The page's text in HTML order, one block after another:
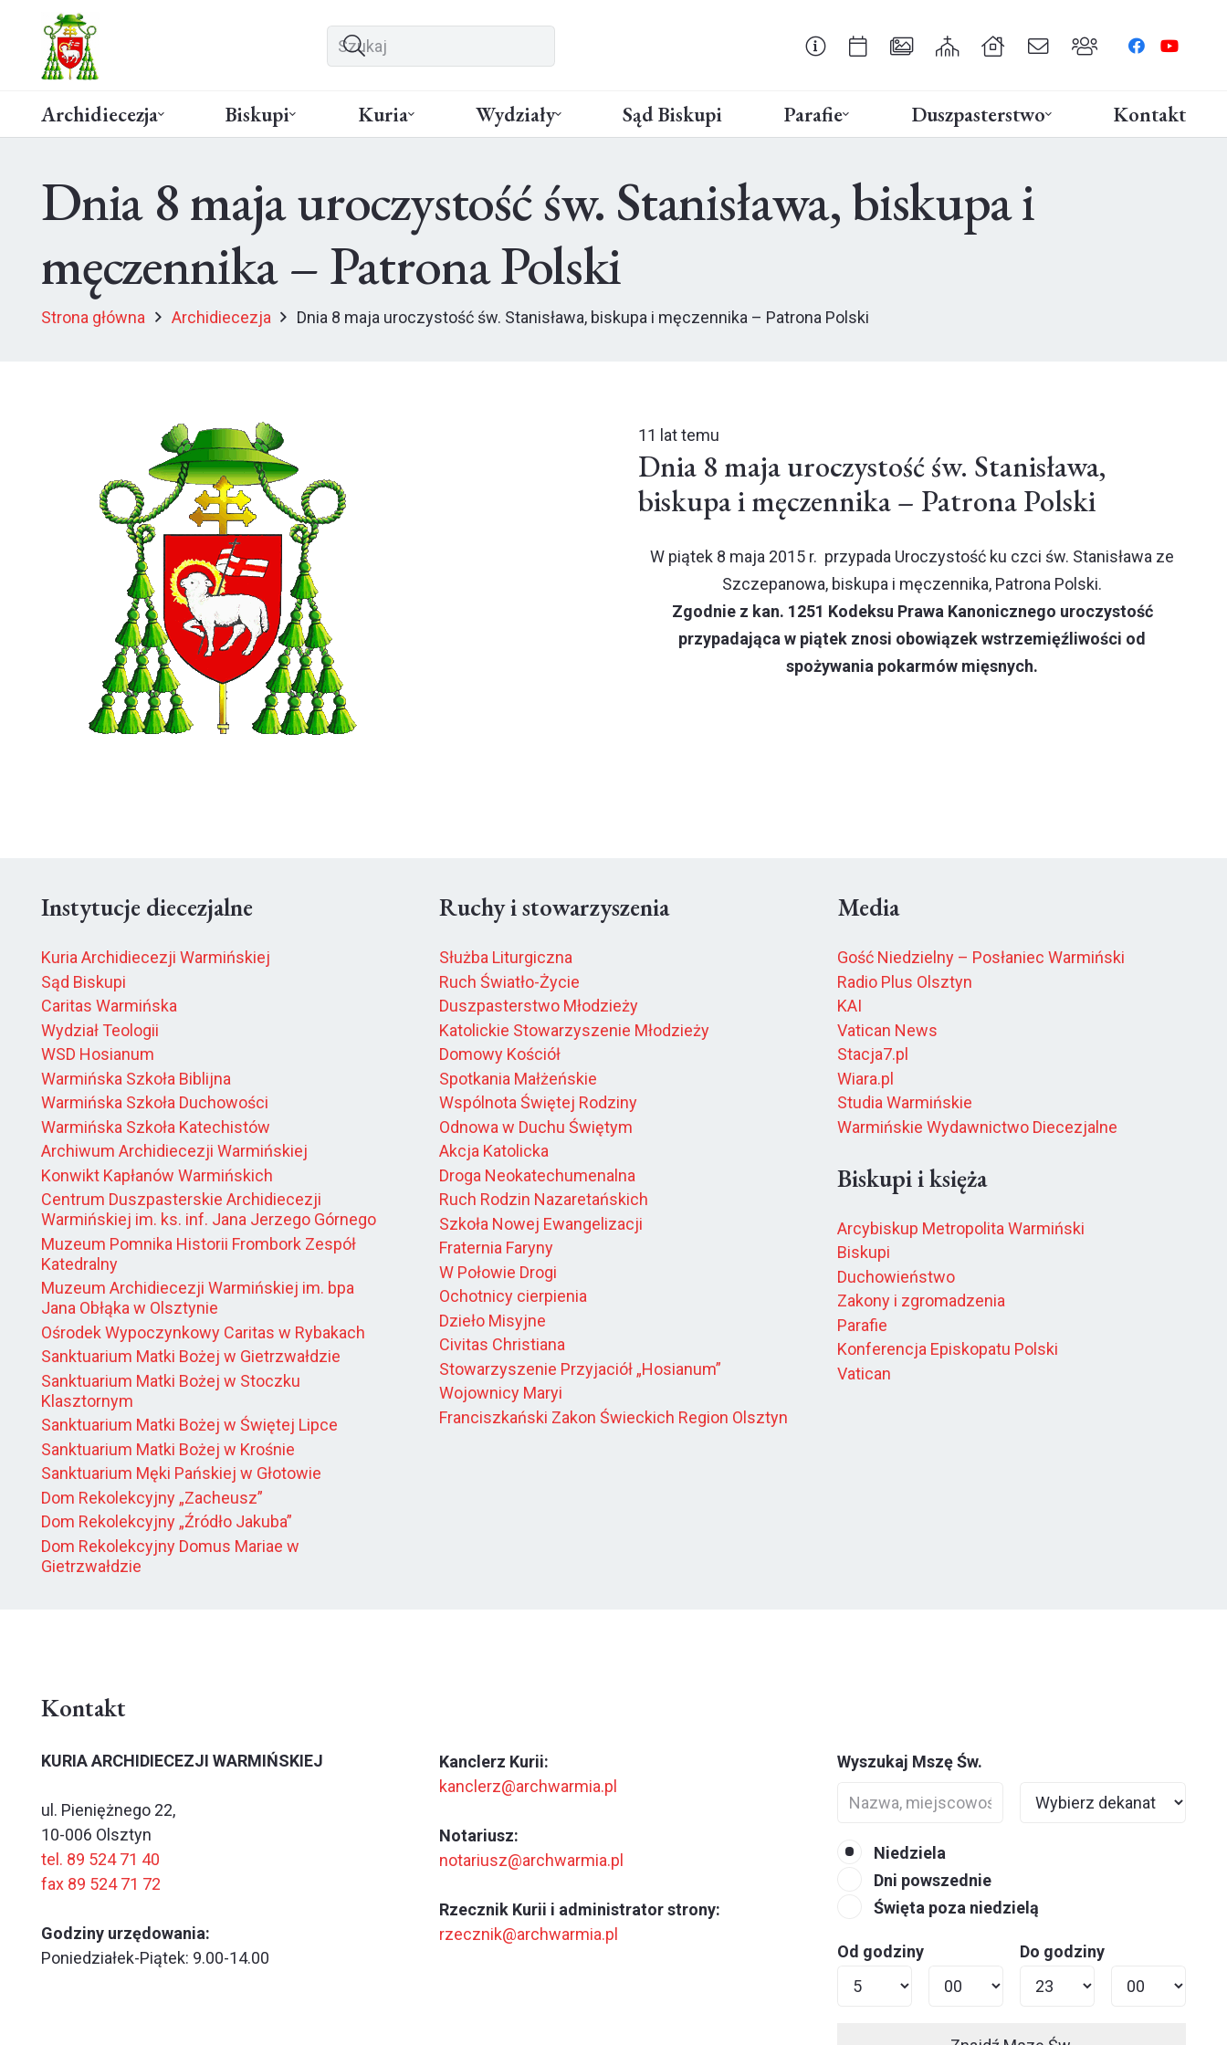
Archidiecezja Biskupi Kuria Wydziały Sąd Biskupi Parafie Duszpasterstwo Kontakt
Dnia 8 maja uroczystość św. Stanisława, biskupa i
męczennika – Patrona Polski
Strona główna Archidiecezja Dnia 8 maja uroczystość św. Stanisława, biskupa i męczennika – Patrona Polski
11 lat temu
Dnia 8 maja uroczystość św. Stanisława,
biskupa i męczennika – Patrona Polski
W piątek 8 maja 2015 r. przypada Uroczystość ku czci św. Stanisława ze
Szczepanowa, biskupa i męczennika, Patrona Polski.
Zgodnie z kan. 1251 Kodeksu Prawa Kanonicznego uroczystość
przypadająca w piątek znosi obowiązek wstrzemięźliwości od
spożywania pokarmów mięsnych.
Instytucje diecezjalne
Kuria Archidiecezji Warmińskiej
Sąd Biskupi
Caritas Warmińska
Wydział Teologii
WSD Hosianum
Warmińska Szkoła Biblijna
Warmińska Szkoła Duchowości
Warmińska Szkoła Katechistów
Archiwum Archidiecezji Warmińskiej
Konwikt Kapłanów Warmińskich
Centrum Duszpasterskie Archidiecezji
Warmińskiej im. ks. inf. Jana Jerzego Górnego
Muzeum Pomnika Historii Frombork Zespół
Katedralny
Muzeum Archidiecezji Warmińskiej im. bpa
Jana Obłąka w Olsztynie
Ośrodek Wypoczynkowy Caritas w Rybakach
Sanktuarium Matki Bożej w Gietrzwałdzie
Sanktuarium Matki Bożej w Stoczku
Klasztornym
Sanktuarium Matki Bożej w Świętej Lipce
Sanktuarium Matki Bożej w Krośnie
Sanktuarium Męki Pańskiej w Głotowie
Dom Rekolekcyjny „Zacheusz”
Dom Rekolekcyjny „Źródło Jakuba”
Dom Rekolekcyjny Domus Mariae w
Gietrzwałdzie
Ruchy i stowarzyszenia
Służba Liturgiczna
Ruch Światło-Życie
Duszpasterstwo Młodzieży
Katolickie Stowarzyszenie Młodzieży
Domowy Kościół
Spotkania Małżeńskie
Wspólnota Świętej Rodziny
Odnowa w Duchu Świętym
Akcja Katolicka
Droga Neokatechumenalna
Ruch Rodzin Nazaretańskich
Szkoła Nowej Ewangelizacji
Fraternia Faryny
W Połowie Drogi
Ochotnicy cierpienia
Dzieło Misyjne
Civitas Christiana
Stowarzyszenie Przyjaciół „Hosianum”
Wojownicy Maryi
Franciszkański Zakon Świeckich Region Olsztyn
Media
Gość Niedzielny – Posłaniec Warmiński
Radio Plus Olsztyn
KAI
Vatican News
Stacja7.pl
Wiara.pl
Studia Warmińskie
Warmińskie Wydawnictwo Diecezjalne
Biskupi i księża
Arcybiskup Metropolita Warmiński
Biskupi
Duchowieństwo
Zakony i zgromadzenia
Parafie
Konferencja Episkopatu Polski
Vatican
Kontakt
KURIA ARCHIDIECEZJI WARMIŃSKIEJ
ul. Pieniężnego 22,
10-006 Olsztyn
tel. 89 524 71 40
fax 89 524 71 72
Godziny urzędowania:
Poniedziałek-Piątek: 9.00-14.00
Kanclerz Kurii:
kanclerz@archwarmia.pl
Notariusz:
notariusz@archwarmia.pl
Rzecznik Kurii i administrator strony:
rzecznik@archwarmia.pl
Wyszukaj Mszę Św.
Niedziela
Dni powszednie
Święta poza niedzielą
Od godziny Do godziny